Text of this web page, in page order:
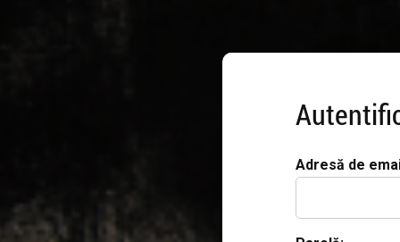
Adresă de